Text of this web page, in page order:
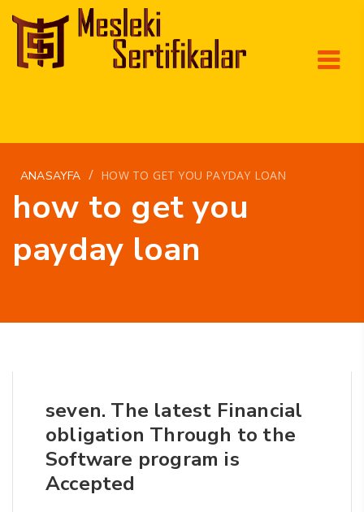
ANASAYFA / HOW TO GET YOU PAYDAY LOAN
how to get you
payday loan
seven. The latest Financial
obligation Through to the
Software program is
Accepted